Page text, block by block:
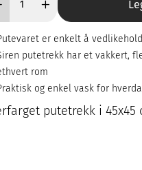
er enkelt å
putetrekk har et vakkert,
rom
og enkel vask for
putetrekk i